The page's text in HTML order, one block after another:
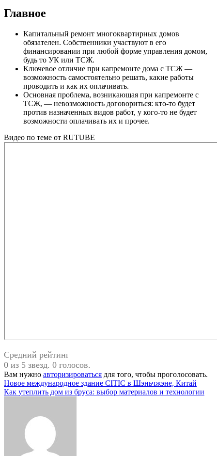
Главное
Капитальный ремонт многоквартирных домов
обязателен. Собственники участвуют в его
финансировании при любой форме управления домом,
будь то УК или ТСЖ.
Ключевое отличие при капремонте дома с ТСЖ —
возможность самостоятельно решать, какие работы
проводить и как их оплачивать.
Основная проблема, возникающая при капремонте с
ТСЖ, — невозможность договориться: кто-то будет
против назначенных видов работ, у кого-то не будет
возможности оплачивать их и прочее.
Видео по теме от RUTUBE
Средний рейтинг
0 из 5 звезд. 0 голосов.
Вам нужно авторизироваться для того, чтобы проголосовать.
Навигация
по
Новое международное здание CITIC в Шэньчжэне, Китай
Как утеплить дом из бруса: выбор материалов и технологии